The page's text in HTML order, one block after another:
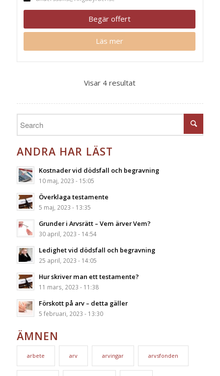
Begär offert
Läs mer
Visar 4 resultat
ANDRA HAR LÄST
Kostnader vid dödsfall och begravning
10 maj, 2023 - 15:05
Överklaga testamente
5 maj, 2023 - 13:35
Grunder i Arvsrätt – Vem ärver Vem?
30 april, 2023 - 14:54
Ledighet vid dödsfall och begravning
25 april, 2023 - 14:05
Hur skriver man ett testamente?
11 mars, 2023 - 11:38
Förskott på arv – detta gäller
5 februari, 2023 - 13:30
ÄMNEN
arbete arv arvingar arvsfonden